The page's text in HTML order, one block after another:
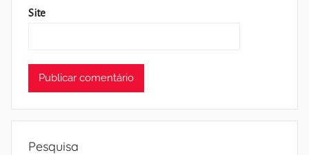
Site
Pesquisa